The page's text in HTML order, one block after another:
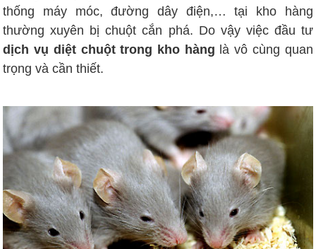
thống máy móc, đường dây điện,… tại kho hàng
thường xuyên bị chuột cắn phá. Do vậy việc đầu tư
dịch vụ diệt chuột trong kho hàng là vô cùng quan
trọng và cần thiết.